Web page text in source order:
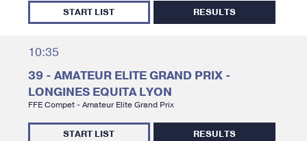
START LIST RESULTS
10:35
39 - AMATEUR ELITE GRAND PRIX -
LONGINES EQUITA LYON
FFE Compet - Amateur Elite Grand Prix
START LIST RESULTS